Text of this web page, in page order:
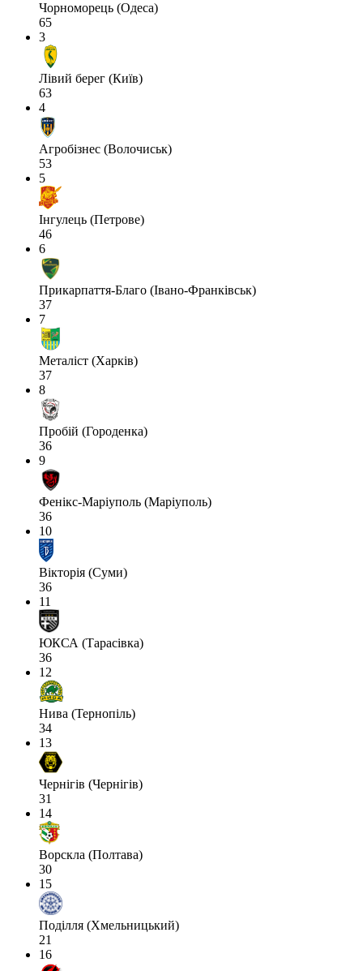
Чорноморець (Одеса)
65
3
Лівий берег (Київ)
63
4
Агробізнес (Волочиськ)
53
5
Інгулець (Петрове)
46
6
Прикарпаття-Благо (Івано-Франківськ)
37
7
Металіст (Харків)
37
8
Пробій (Городенка)
36
9
Фенікс-Маріуполь (Маріуполь)
36
10
Вікторія (Суми)
36
11
ЮКСА (Тарасівка)
36
12
Нива (Тернопіль)
34
13
Чернігів (Чернігів)
31
14
Ворскла (Полтава)
30
15
Поділля (Хмельницький)
21
16